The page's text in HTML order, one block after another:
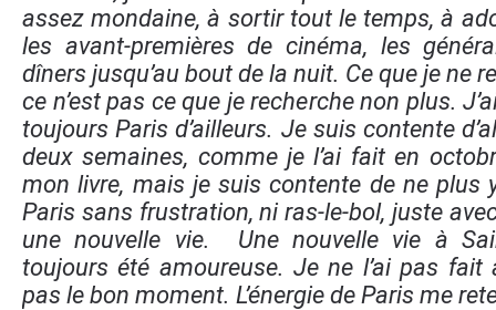
assez mondaine, à sortir tout le temps, à
les avant-premières de cinéma, les
dîners jusqu’au bout de la nuit. Ce que je ne
ce n’est pas ce que je recherche non plus.
toujours Paris d’ailleurs. Je suis contente
deux semaines, comme je l’ai fait en
mon livre, mais je suis contente de ne plus
Paris sans frustration, ni ras-le-bol, juste
une nouvelle vie. Une nouvelle vie à
toujours été amoureuse. Je ne l’ai pas fait
pas le bon moment. L’énergie de Paris me